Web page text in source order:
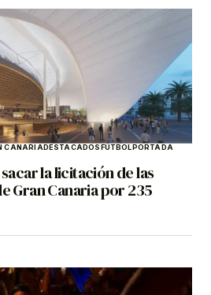
CANARIADESTACADOSFÚTBOLPORTADA
la licitación de las
Gran Canaria por 235